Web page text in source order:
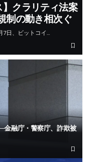
】クラリティ法案
制の動き相次ぐ
7日、ビットコイ…
金融庁・警察庁、詐欺被